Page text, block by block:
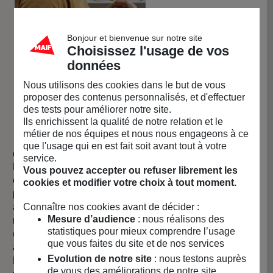
Créatifs !
Papier Tigre défend l’idée que nous sommes tous
créatifs.Vous proposer des collections originales de
produits fonctionnels
aussi vous aider à développer votre créativité et
repousser vos limites. Des fournitures de bureau
(carnets, bloc-notes, calendriers, stylos-bille, trousses...)
aux accessoires de maison (jeux, boîtes, lampes...)
Papier Tigre ne cesse de se surpasser pour que vous
Bonjour et bienvenue sur notre site
Choisissez l'usage de vos
données
Nous utilisons des cookies dans le but de vous
proposer des contenus personnalisés, et d'effectuer
des tests pour améliorer notre site.
Ils enrichissent la qualité de notre relation et le
métier de nos équipes et nous nous engageons à ce
que l'usage qui en est fait soit avant tout à votre
service.
Vous pouvez accepter ou refuser librement les
cookies et modifier votre choix à tout moment.
Connaître nos cookies avant de décider :
Mesure d’audience: nous réalisons des
statistiques pour mieux comprendre l’usage
que vous faites du site et de nos services
Evolution de notre site: nous testons auprès
de vous des améliorations de notre site